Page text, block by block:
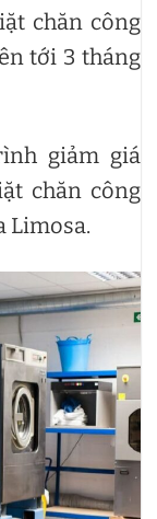
chăn công
tới 3 tháng
giảm giá
chăn công
Limosa.